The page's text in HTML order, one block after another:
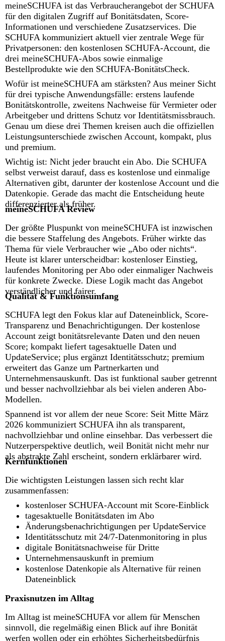
meineSCHUFA ist das Verbraucherangebot der SCHUFA
für den digitalen Zugriff auf Bonitätsdaten, Score-
Informationen und verschiedene Zusatzservices. Die
SCHUFA kommuniziert aktuell vier zentrale Wege für
Privatpersonen: den kostenlosen SCHUFA-Account, die
drei meineSCHUFA-Abos sowie einmalige
Bestellprodukte wie den SCHUFA-BonitätsCheck.
Wofür ist meineSCHUFA am stärksten? Aus meiner Sicht
für drei typische Anwendungsfälle: erstens laufende
Bonitätskontrolle, zweitens Nachweise für Vermieter oder
Arbeitgeber und drittens Schutz vor Identitätsmissbrauch.
Genau um diese drei Themen kreisen auch die offiziellen
Leistungsunterschiede zwischen Account, kompakt, plus
und premium.
Wichtig ist: Nicht jeder braucht ein Abo. Die SCHUFA
selbst verweist darauf, dass es kostenlose und einmalige
Alternativen gibt, darunter der kostenlose Account und die
Datenkopie. Gerade das macht die Entscheidung heute
differenzierter als früher.
meineSCHUFA Review
Der größte Pluspunkt von meineSCHUFA ist inzwischen
die bessere Staffelung des Angebots. Früher wirkte das
Thema für viele Verbraucher wie „Abo oder nichts“.
Heute ist klarer unterscheidbar: kostenloser Einstieg,
laufendes Monitoring per Abo oder einmaliger Nachweis
für konkrete Zwecke. Diese Logik macht das Angebot
verständlicher und fairer.
Qualität & Funktionsumfang
SCHUFA legt den Fokus klar auf Dateneinblick, Score-
Transparenz und Benachrichtigungen. Der kostenlose
Account zeigt bonitätsrelevante Daten und den neuen
Score; kompakt liefert tagesaktuelle Daten und
UpdateService; plus ergänzt Identitätsschutz; premium
erweitert das Ganze um Partnerkarten und
Unternehmensauskunft. Das ist funktional sauber getrennt
und besser nachvollziehbar als bei vielen anderen Abo-
Modellen.
Spannend ist vor allem der neue Score: Seit Mitte März
2026 kommuniziert SCHUFA ihn als transparent,
nachvollziehbar und online einsehbar. Das verbessert die
Nutzerperspektive deutlich, weil Bonität nicht mehr nur
als abstrakte Zahl erscheint, sondern erklärbarer wird.
Kernfunktionen
Die wichtigsten Leistungen lassen sich recht klar
zusammenfassen:
kostenloser SCHUFA-Account mit Score-Einblick
tagesaktuelle Bonitätsdaten im Abo
Änderungsbenachrichtigungen per UpdateService
Identitätsschutz mit 24/7-Datenmonitoring in plus
digitale Bonitätsnachweise für Dritte
Unternehmensauskunft in premium
kostenlose Datenkopie als Alternative für reinen
Dateneinblick
Praxisnutzen im Alltag
Im Alltag ist meineSCHUFA vor allem für Menschen
sinnvoll, die regelmäßig einen Blick auf ihre Bonität
werfen wollen oder ein erhöhtes Sicherheitsbedürfnis